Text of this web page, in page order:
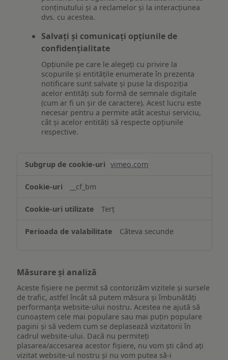
conținutului și a reclamelor și la interacțiunea
dvs. cu acestea.
Salvați și comunicați opțiunile de
confidențialitate
Opțiunile pe care le alegeți cu privire la
scopurile și entitățile enumerate în prezenta
notificare sunt salvate și puse la dispoziția
acelor entități sub formă de semnale digitale
(cum ar fi un șir de caractere). Acest lucru este
necesar pentru a permite atât acestui serviciu,
cât și acelor entități să respecte opțiunile
respective.
funcționalităților
ului
vimeo.com
__cf_bm
Terț
Câteva secunde
Măsurare și analiză
Aceste fișiere ne permit să contorizăm vizitele și sursele
de trafic, astfel încât să putem măsura și îmbunătăți
performanța website-ului nostru. Acestea ne ajută să
cunoaștem cele mai populare sau mai puțin populare
pagini și să vedem cum se deplasează vizitatorii în
cadrul website-ului. Dacă nu permiteți
plasarea/accesarea acestor fișiere, nu vom ști când ați
vizitat website-ul nostru și nu vom putea să-i